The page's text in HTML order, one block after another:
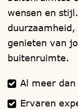
dakgoten ,
handleiding.
wensen en
genieten van
buitenruimte.
Al meer
Ervaren